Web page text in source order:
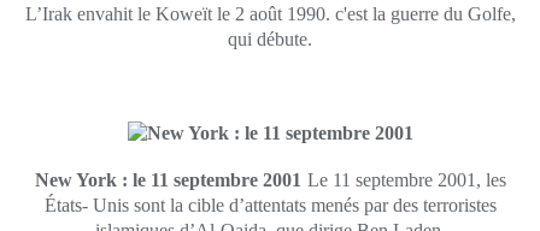
L’Irak envahit le Koweït le 2 août 1990. c'est la guerre du Golfe,
qui débute.
New York : le 11 septembre 2001 Le 11 septembre 2001, les
États- Unis sont la cible d’attentats menés par des terroristes